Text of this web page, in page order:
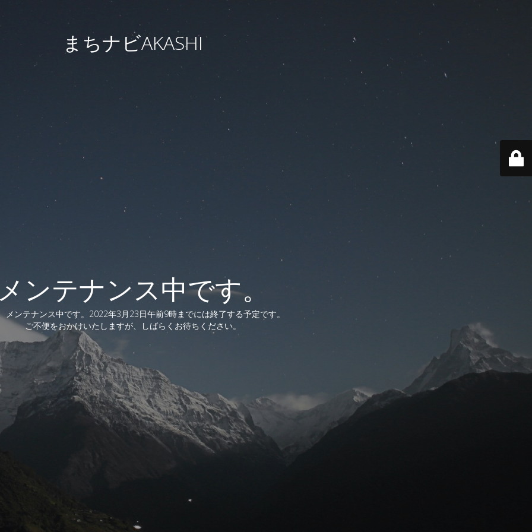
まちナビAKASHI
ンテナンス中です。
メンテナンス中です。2022年3月23日午前9時までには終了する予定です。
ご不便をおかけいたしますが、しばらくお待ちください。